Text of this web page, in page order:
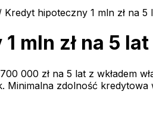
Kredyt hipoteczny 1 mln zł na 5
mln zł na 5
700 000 zł na 5 lat z wkładem
Minimalna zdolność